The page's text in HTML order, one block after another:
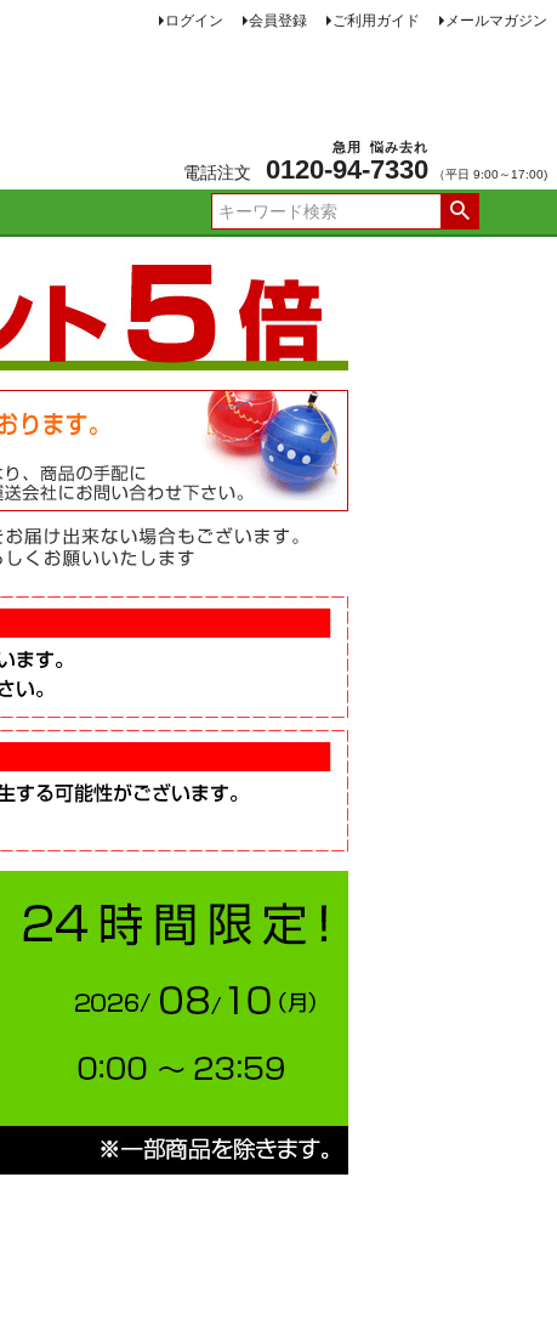
ログイン 会員登録 ご利用ガイド メールマガジン
電話注文 0120-94
急用
-7330
悩み去れ
（平日 9:00～17:00)